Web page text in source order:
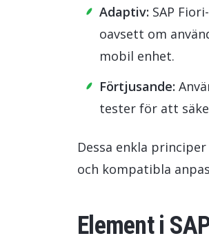
Adaptiv: SAP
oavsett om
mobil enhet.
Förtjusande:
tester för att
Dessa enkla
och kompatibla
Element i